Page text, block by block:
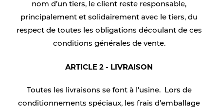
nom d’un tiers, le client reste responsable,
principalement et solidairement avec le tiers, du
respect de toutes les obligations découlant de ces
conditions générales de vente.
ARTICLE 2 - LIVRAISON
Toutes les livraisons se font à l’usine. Lors de
conditionnements spéciaux, les frais d’emballage